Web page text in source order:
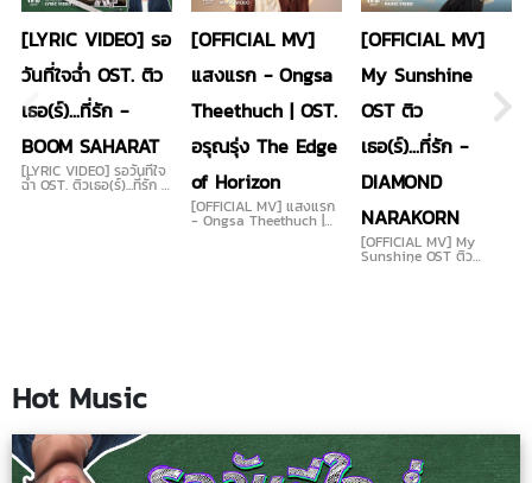
[LYRIC VIDEO] รอ
วันที่ใจฉ่ำ OST. ติว
เธอ(ร์)...ที่รัก -
BOOM SAHARAT
[LYRIC VIDEO] รอวันที่ใจ
ฉ่ำ OST. ติวเธอ(ร์)...ที่รัก -
[OFFICIAL MV]
แสงแรก - Ongsa
Theethuch | OST.
อรุณรุ่ง The Edge
of Horizon
[OFFICIAL MV] แสงแรก
- Ongsa Theethuch |
OST. อรุณรุ่ง The Edge
[OFFICIAL MV]
My Sunshine
OST ติว
เธอ(ร์)...ที่รัก -
DIAMOND
NARAKORN
[OFFICIAL MV] My
Sunshine OST ติว
เธอ(ร์)...ที่รัก - DIAMOND
Hot Music